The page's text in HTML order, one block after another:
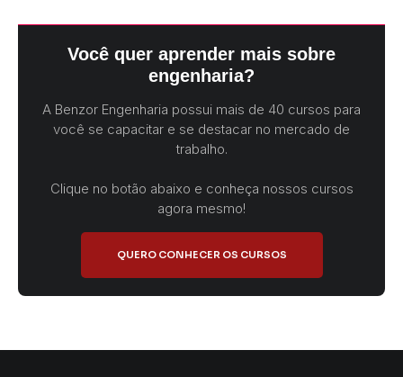
Você quer aprender mais sobre
engenharia?
A Benzor Engenharia possui mais de 40 cursos para
você se capacitar e se destacar no mercado de
trabalho.
Clique no botão abaixo e conheça nossos cursos
agora mesmo!
QUERO CONHECER OS CURSOS